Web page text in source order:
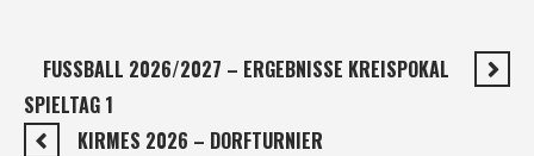
FUSSBALL 2026/2027 – ERGEBNISSE KREISPOKAL
SPIELTAG 1
KIRMES 2026 – DORFTURNIER